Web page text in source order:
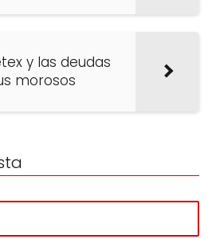
y las deudas
morosos